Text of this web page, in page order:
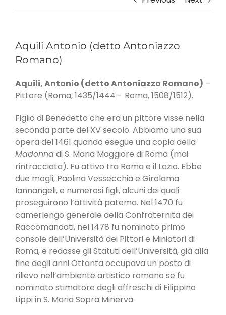
Aquili Antonio (detto Antoniazzo
Romano)
Aquili, Antonio (detto Antoniazzo Romano) –
Pittore (Roma, 1435/1444 – Roma, 1508/1512).
Figlio di Benedetto che era un pittore visse nella
seconda parte del XV secolo. Abbiamo una sua
opera del 1461 quando esegue una copia della
Madonnadi S. Maria Maggiore di Roma (mai
rintracciata). Fu attivo tra Roma e il Lazio. Ebbe
due mogli, Paolina Vessecchia e Girolama
Iannangeli, e numerosi figli, alcuni dei quali
proseguirono l’attività patema. Nel 1470 fu
camerlengo generale della Confraternita dei
Raccomandati, nel 1478 fu nominato primo
console dell’Università dei Pittori e Miniatori di
Roma, e redasse gli Statuti dell’Università, già alla
fine degli anni Ottanta occupava un posto di
rilievo nell’ambiente artistico romano se fu
nominato stimatore degli affreschi di Filippino
Lippi in S. Maria Sopra Minerva.